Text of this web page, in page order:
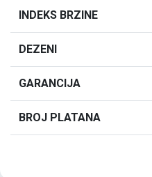
INDEKS BRZINE
DEZENI
GARANCIJA
BROJ PLATANA